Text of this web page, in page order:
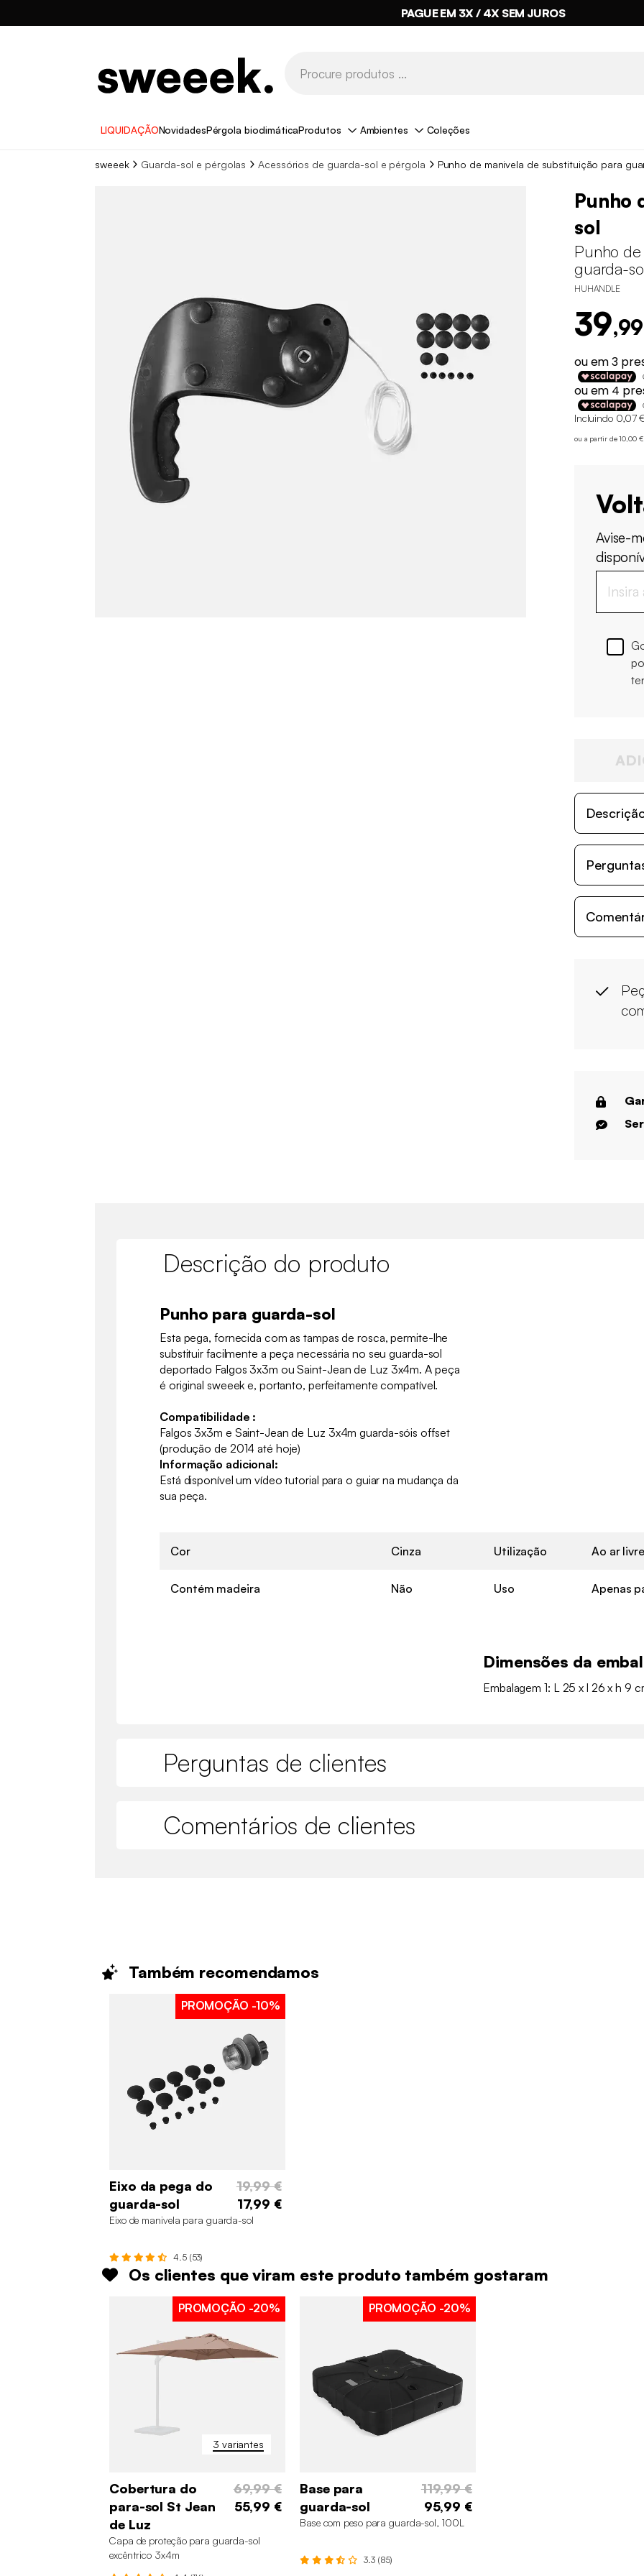
PAGUE EM 3X / 4X SEM JUROS
LIQUIDAÇÃONovidadesPérgola bioclimáticaProdutos Ambientes Coleções
sweeek Guarda-sol e pérgolas Acessórios de guarda-sol e pérgola Punho de manivela de substituição para
Punho
sol
Punho
guarda-
HUHANDLE
39
Incluindo 0,07
ou a partir de 10,00
Avise-
Descrição do produto
Punho para guarda-sol
Esta pega, fornecida com as tampas de rosca, permite-lhe
substituir facilmente a peça necessária no seu guarda-sol
deportado Falgos 3x3m ou Saint-Jean de Luz 3x4m. A peça
é original sweeek e, portanto, perfeitamente compatível.
Compatibilidade :
Falgos 3x3m e Saint-Jean de Luz 3x4m guarda-sóis offset
(produção de 2014 até hoje)
Informação adicional:
Está disponível um vídeo tutorial para o guiar na mudança da
sua peça.
Cor Cinza
Contém madeira Não
Utilização Ao ar livre
Uso Apenas
Dimensões da
Embalagem 1: L 25 x l 26 x h 9
Perguntas de clientes
Comentários de clientes
Também recomendamos
PROMOÇÃO -10%
Eixo da pega do
guarda-sol
19,99 €
17,99 €
Eixo de manivela para guarda-sol
4.5 (53)
Os clientes que viram este produto também gostaram
3 variantes
PROMOÇÃO -20%
Cobertura do
para-sol St Jean
de Luz
69,99 €
55,99 €
Capa de proteção para guarda-sol
excêntrico 3x4m
PROMOÇÃO -20%
Base para
guarda-sol
119,99 €
95,99 €
Base com peso para guarda-sol, 100L
3.3 (85)